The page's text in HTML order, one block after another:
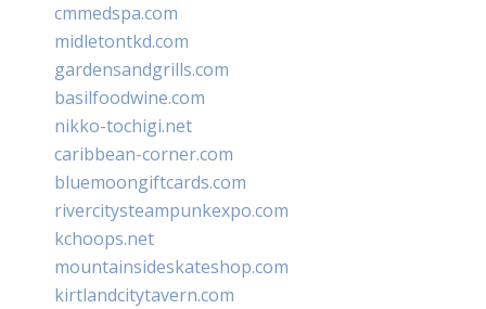
cmmedspa.com
midletontkd.com
gardensandgrills.com
basilfoodwine.com
nikko-tochigi.net
caribbean-corner.com
bluemoongiftcards.com
rivercitysteampunkexpo.com
kchoops.net
mountainsideskateshop.com
kirtlandcitytavern.com